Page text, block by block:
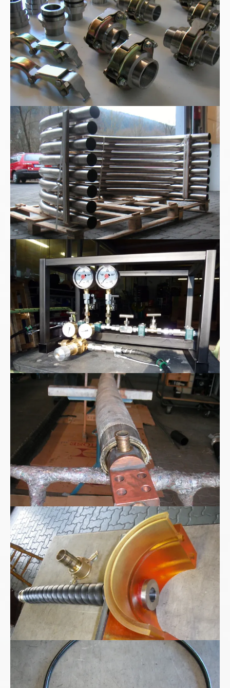
Edelstahl-180°-Rohrbogen
High pressure Test Kit
Hochstromkabel Hochvoltkabel wassergekühlt
Polyurethan Spritzgussteil
Kohlensäure - CO2 Hochdruckschlauchleitung